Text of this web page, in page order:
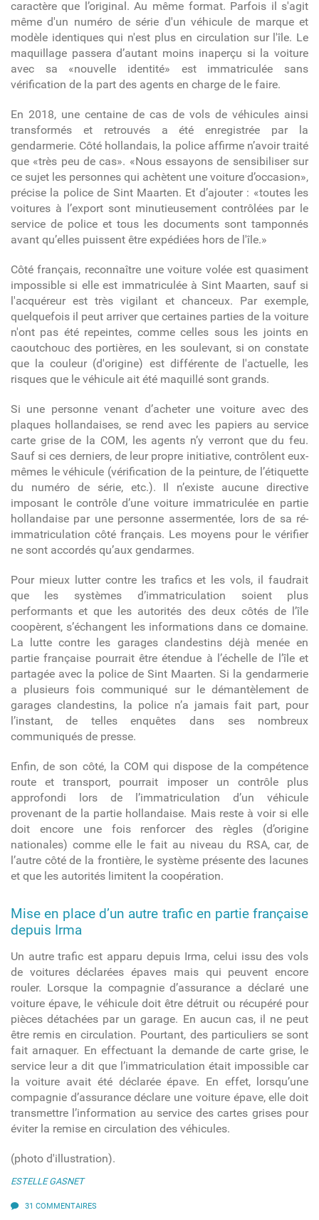
caractère que l’original. Au même format. Parfois il s'agit
même d'un numéro de série d'un véhicule de marque et
modèle identiques qui n'est plus en circulation sur l'île. Le
maquillage passera d’autant moins inaperçu si la voiture
avec sa «nouvelle identité» est immatriculée sans
vérification de la part des agents en charge de le faire.
En 2018, une centaine de cas de vols de véhicules ainsi
transformés et retrouvés a été enregistrée par la
gendarmerie. Côté hollandais, la police affirme n’avoir traité
que «très peu de cas». «Nous essayons de sensibiliser sur
ce sujet les personnes qui achètent une voiture d’occasion»,
précise la police de Sint Maarten. Et d’ajouter : «toutes les
voitures à l’export sont minutieusement contrôlées par le
service de police et tous les documents sont tamponnés
avant qu’elles puissent être expédiées hors de l'île.»
Côté français, reconnaître une voiture volée est quasiment
impossible si elle est immatriculée à Sint Maarten, sauf si
l'acquéreur est très vigilant et chanceux. Par exemple,
quelquefois il peut arriver que certaines parties de la voiture
n'ont pas été repeintes, comme celles sous les joints en
caoutchouc des portières, en les soulevant, si on constate
que la couleur (d'origine) est différente de l'actuelle, les
risques que le véhicule ait été maquillé sont grands.
Si une personne venant d’acheter une voiture avec des
plaques hollandaises, se rend avec les papiers au service
carte grise de la COM, les agents n’y verront que du feu.
Sauf si ces derniers, de leur propre initiative, contrôlent eux-
mêmes le véhicule (vérification de la peinture, de l’étiquette
du numéro de série, etc.). Il n’existe aucune directive
imposant le contrôle d’une voiture immatriculée en partie
hollandaise par une personne assermentée, lors de sa ré-
immatriculation côté français. Les moyens pour le vérifier
ne sont accordés qu’aux gendarmes.
Pour mieux lutter contre les trafics et les vols, il faudrait
que les systèmes d’immatriculation soient plus
performants et que les autorités des deux côtés de l’île
coopèrent, s’échangent les informations dans ce domaine.
La lutte contre les garages clandestins déjà menée en
partie française pourrait être étendue à l’échelle de l’île et
partagée avec la police de Sint Maarten. Si la gendarmerie
a plusieurs fois communiqué sur le démantèlement de
garages clandestins, la police n’a jamais fait part, pour
l’instant, de telles enquêtes dans ses nombreux
communiqués de presse.
Enfin, de son côté, la COM qui dispose de la compétence
route et transport, pourrait imposer un contrôle plus
approfondi lors de l’immatriculation d’un véhicule
provenant de la partie hollandaise. Mais reste à voir si elle
doit encore une fois renforcer des règles (d’origine
nationales) comme elle le fait au niveau du RSA, car, de
l’autre côté de la frontière, le système présente des lacunes
et que les autorités limitent la coopération.
Mise en place d’un autre trafic en partie française
depuis Irma
Un autre trafic est apparu depuis Irma, celui issu des vols
de voitures déclarées épaves mais qui peuvent encore
rouler. Lorsque la compagnie d’assurance a déclaré une
voiture épave, le véhicule doit être détruit ou récupéré pour
pièces détachées par un garage. En aucun cas, il ne peut
être remis en circulation. Pourtant, des particuliers se sont
fait arnaquer. En effectuant la demande de carte grise, le
service leur a dit que l’immatriculation était impossible car
la voiture avait été déclarée épave. En effet, lorsqu’une
compagnie d’assurance déclare une voiture épave, elle doit
transmettre l’information au service des cartes grises pour
éviter la remise en circulation des véhicules.
(photo d'illustration).
ESTELLE GASNET
31 COMMENTAIRES